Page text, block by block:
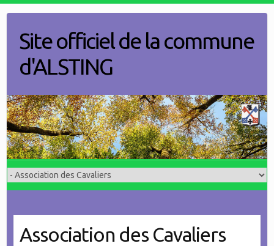
contentSite officiel de la commune
d'ALSTING
Association des Cavaliers